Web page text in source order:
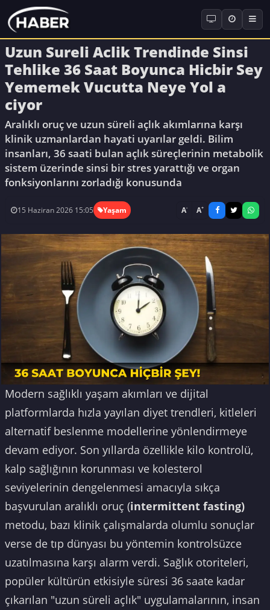
Uzun Sureli Aclik Trendinde Sinsi
Tehlike 36 Saat Boyunca Hicbir Sey
Yememek Vucutta Neye Yol a
ciyor
Aralıklı oruç ve uzun süreli açlık akımlarına karşı
klinik uzmanlardan hayati uyarılar geldi. Bilim
insanları, 36 saati bulan açlık süreçlerinin metabolik
sistem üzerinde sinsi bir stres yarattığı ve organ
fonksiyonlarını zorladığı konusunda
15 Haziran 2026 15:05 Yaşam A- A+
Modern sağlıklı yaşam akımları ve dijital
platformlarda hızla yayılan diyet trendleri, kitleleri
alternatif beslenme modellerine yönlendirmeye
devam ediyor. Son yıllarda özellikle kilo kontrolü,
kalp sağlığının korunması ve kolesterol
seviyelerinin dengelenmesi amacıyla sıkça
başvurulan aralıklı oruç (intermittent fasting)
metodu, bazı klinik çalışmalarda olumlu sonuçlar
verse de tıp dünyası bu yöntemin kontrolsüzce
uzatılmasına karşı alarm verdi. Sağlık otoriteleri,
popüler kültürün etkisiyle süresi 36 saate kadar
çıkarılan "uzun süreli açlık" uygulamalarının, insan